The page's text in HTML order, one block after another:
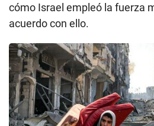
cómo Israel empleó la fuerza
acuerdo con ello.